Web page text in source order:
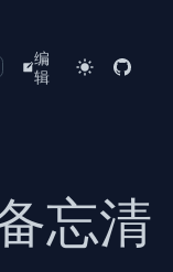
编
辑
忘清